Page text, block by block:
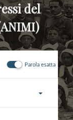
del
Parola esatta